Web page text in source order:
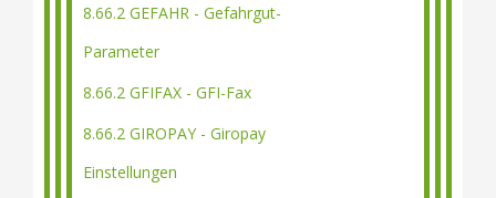
8.66.2 GEFAHR - Gefahrgut-
Parameter
8.66.2 GFIFAX - GFI-Fax
8.66.2 GIROPAY - Giropay
Einstellungen